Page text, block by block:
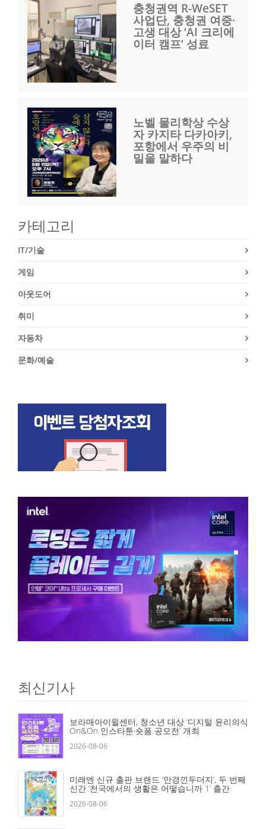
충청권역 R-WeSET
사업단, 충청권 여중·
고생 대상 ‘AI 크리에
이터 캠프’ 성료
노벨 물리학상 수상
자 카지타 다카아키,
포항에서 우주의 비
밀을 말하다
카테고리
IT/기술
게임
아웃도어
취미
자동차
문화/예술
최신기사
보라매아이윌센터, 청소년 대상 ‘디지털 윤리의식
On&On 인스타툰·숏폼 공모전’ 개최
2026-08-06
미래엔 신규 출판 브랜드 ‘안경낀두더지’, 두 번째
신간 ‘천국에서의 생활은 어떻습니까 1’ 출간
2026-08-06